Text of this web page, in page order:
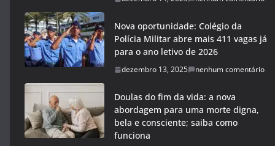
Nova oportunidade: Colégio da
Polícia Militar abre mais 411 vagas já
para o ano letivo de 2026
dezembro 13, 2025 nenhum comentário
Doulas do fim da vida: a nova
abordagem para uma morte digna,
bela e consciente; saiba como
funciona